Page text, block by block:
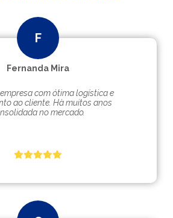
Fernanda Mira
com ótima logística e
ao cliente. Hà muitos anos
no mercado.